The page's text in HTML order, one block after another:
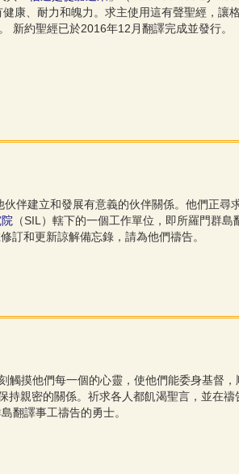
康、耐力和魄力。求主使用這有聲聖經，讓
新約聖經已於2016年12月翻譯完成並發行。
伴建立和發展有意義的伙伴關係。他們正尋
（SIL）轄下的一個工作單位，即所羅門群
訂和更新諒解備忘錄，請為他們禱告。
觸摸他們每一個的心靈，使他們能委身基督
親密的關係。祈求各人都飢渴聖言，並在
翻譯事工禱告的勇士。